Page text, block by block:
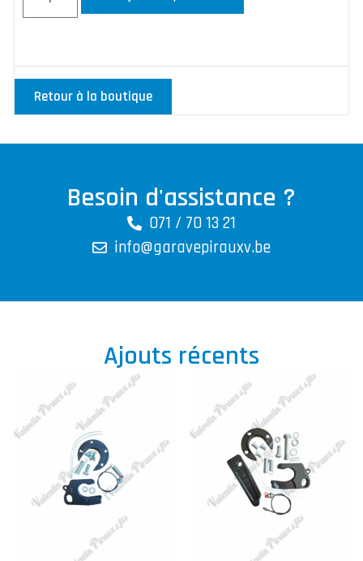
Retour à la boutique
Besoin d'assistance ?
071 / 70 13 21
info@garavepirauxv.be
Ajouts récents